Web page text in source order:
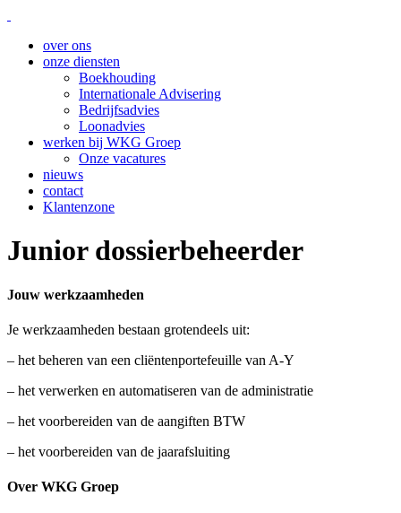
over ons
onze diensten
Boekhouding
Internationale Advisering
Bedrijfsadvies
Loonadvies
werken bij WKG Groep
Onze vacatures
nieuws
contact
Klantenzone
Junior dossierbeheerder
Jouw werkzaamheden
Je werkzaamheden bestaan grotendeels uit:
– het beheren van een cliëntenportefeuille van A-Y
– het verwerken en automatiseren van de administratie
– het voorbereiden van de aangiften BTW
– het voorbereiden van de jaarafsluiting
Over WKG Groep